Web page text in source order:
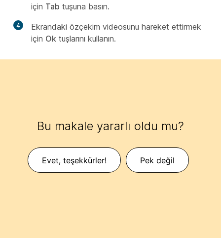
için Tab tuşuna basın.
4
Ekrandaki özçekim videosunu hareket ettirmek
için Ok tuşlarını kullanın.
Bu makale yararlı oldu mu?
Evet, teşekkürler! Pek değil